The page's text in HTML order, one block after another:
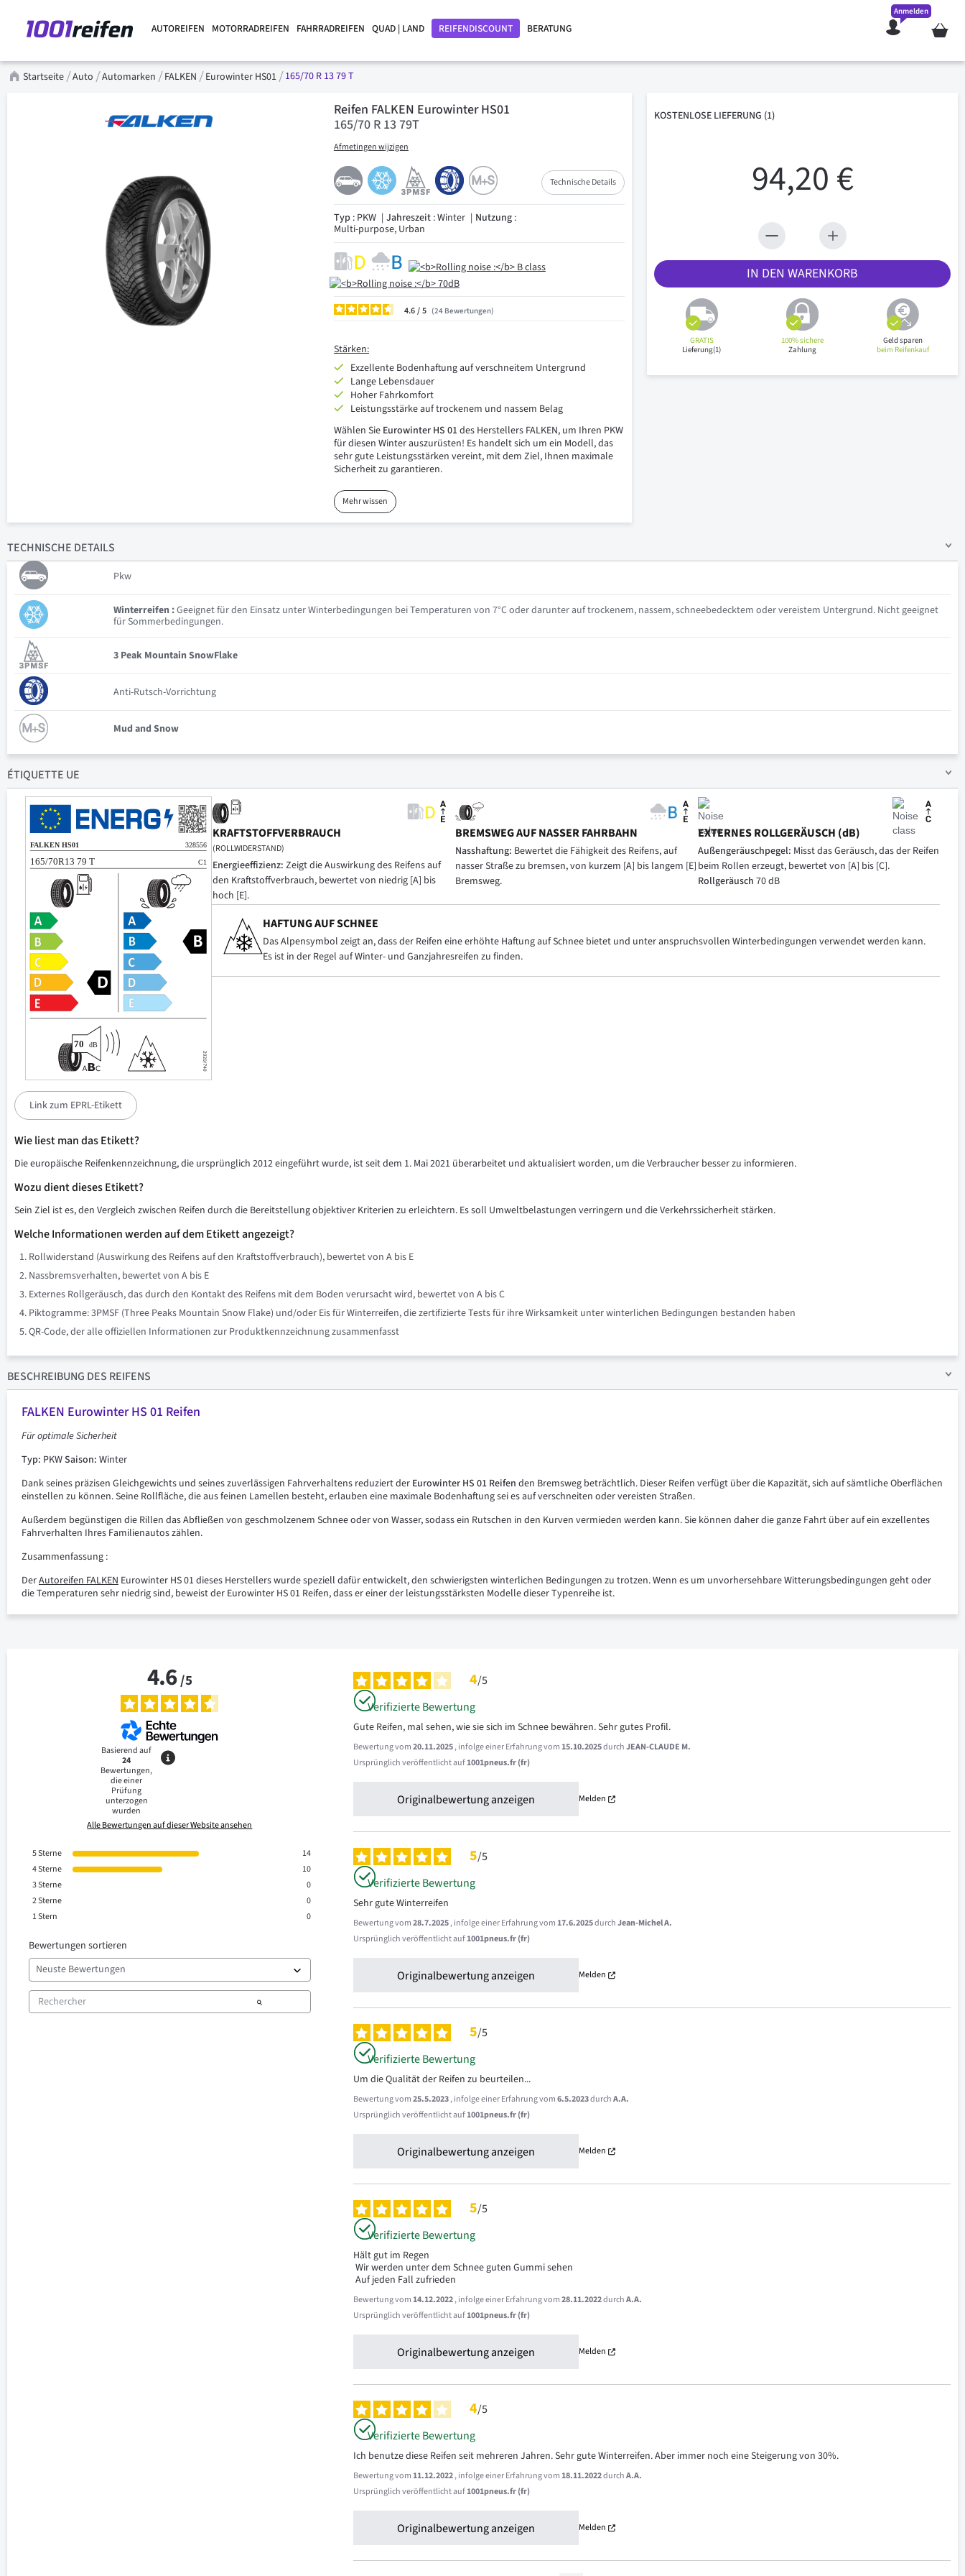
AUTOREIFEN MOTORRADREIFEN FAHRRADREIFEN QUAD | LAND REIFENDISCOUNT BERATUNG Mein
Anmelden
Startseite Auto Automarken FALKEN Eurowinter HS01 165/70 R 13 79 T
Reifen FALKEN Eurowinter HS01
165/70 R 13 79T
Afmetingen wijzigen
Technische Details
Typ: PKW Jahreszeit: Winter Nutzung:
Multi-purpose, Urban
4.6/ 24 Bewertungen
Stärken:
Exzellente Bodenhaftung auf verschneitem Untergrund
Lange Lebensdauer
Hoher Fahrkomfort
Leistungsstärke auf trockenem und nassem Belag
Wählen Sie Eurowinter HS 01des Herstellers FALKEN, um Ihren PKW
für diesen Winter auszurüsten! Es handelt sich um ein Modell, das
sehr gute Leistungsstärken vereint, mit dem Ziel, Ihnen maximale
Sicherheit zu garantieren.
Mehr wissen
KOSTENLOSE LIEFERUNG (1)
94,20 €
IN DEN WARENKORB
GRATIS
Lieferung(1)
100% sichere
Zahlung
Geld sparen
beim Reifenkauf
TECHNISCHE DETAILS
Pkw
Winterreifen :Geeignet für den Einsatz unter Winterbedingungen bei Temperaturen von 7°C oder darunter auf trockenem, nassem, schneebedecktem oder vereistem Untergrund. Nicht geeignet
für Sommerbedingungen.
3 Peak Mountain SnowFlake
Anti-Rutsch-Vorrichtung
Mud and Snow
ÉTIQUETTE UE
KRAFTSTOFFVERBRAUCH
(ROLLWIDERSTAND)
Energieeffizienz: Zeigt die Auswirkung des Reifens auf
den Kraftstoffverbrauch, bewertet von niedrig [A] bis
hoch [E].
BREMSWEG AUF NASSER FAHRBAHN
Nasshaftung: Bewertet die Fähigkeit des Reifens, auf
nasser Straße zu bremsen, von kurzem [A] bis langem [E]
Bremsweg.
EXTERNES ROLLGERÄUSCH (dB)
Außengeräuschpegel: Misst das Geräusch, das der Reifen
beim Rollen erzeugt, bewertet von [A] bis [C].
Rollgeräusch 70 dB
HAFTUNG AUF SCHNEE
Das Alpensymbol zeigt an, dass der Reifen eine erhöhte Haftung auf Schnee bietet und unter anspruchsvollen Winterbedingungen verwendet werden kann.
Es ist in der Regel auf Winter- und Ganzjahresreifen zu finden.
Link zum EPRL-Etikett
Wie liest man das Etikett?
Die europäische Reifenkennzeichnung, die ursprünglich 2012 eingeführt wurde, ist seit dem 1. Mai 2021 überarbeitet und aktualisiert worden, um die Verbraucher besser zu informieren.
Wozu dient dieses Etikett?
Sein Ziel ist es, den Vergleich zwischen Reifen durch die Bereitstellung objektiver Kriterien zu erleichtern. Es soll Umweltbelastungen verringern und die Verkehrssicherheit stärken.
Welche Informationen werden auf dem Etikett angezeigt?
Rollwiderstand (Auswirkung des Reifens auf den Kraftstoffverbrauch), bewertet von A bis E
Nassbremsverhalten, bewertet von A bis E
Externes Rollgeräusch, das durch den Kontakt des Reifens mit dem Boden verursacht wird, bewertet von A bis C
Piktogramme: 3PMSF (Three Peaks Mountain Snow Flake) und/oder Eis für Winterreifen, die zertifizierte Tests für ihre Wirksamkeit unter winterlichen Bedingungen bestanden haben
QR-Code, der alle offiziellen Informationen zur Produktkennzeichnung zusammenfasst
BESCHREIBUNG DES REIFENS
FALKEN Eurowinter HS 01 Reifen
FüroptimaleSicherheit
Typ: PKWSaison: Winter
Dank seines präzisen Gleichgewichts und seines zuverlässigen Fahrverhaltens reduziert der Eurowinter HS 01 Reifen den Bremsweg beträchtlich. Dieser Reifen verfügt über die Kapazität, sich auf sämtliche Oberflächen
einstellen zu können. Seine Rollfläche, die aus feinen Lamellen besteht, erlauben eine maximale Bodenhaftung sei es auf verschneiten oder vereisten Straßen.
Außerdem begünstigen die Rillen das Abfließen von geschmolzenem Schnee oder von Wasser, sodass ein Rutschen in den Kurven vermieden werden kann. Sie können daher die ganze Fahrt über auf ein exzellentes
Fahrverhalten Ihres Familienautos zählen.
Zusammenfassung :
DerAutoreifen FALKEN Eurowinter HS 01 dieses Herstellers wurde speziell dafür entwickelt, den schwierigsten winterlichen Bedingungen zu trotzen. Wenn es um unvorhersehbare Witterungsbedingungen geht oder
die Temperaturen sehr niedrig sind, beweist der Eurowinter HS 01 Reifen, dass er einer der leistungsstärksten Modelle dieser Typenreihe ist.
4.6/5
Basierend auf
24
Bewertungen,
die einer
Prüfung
unterzogen
wurden
Alle Bewertungen auf dieser Website ansehen
5Sterne
14
4Sterne
10
3Sterne
0
2Sterne
0
1Stern 0
Bewertungen sortieren
4/5
Verifizierte Bewertung
Gute Reifen, mal sehen, wie sie sich im Schnee bewähren. Sehr gutes Profil.
Bewertung vom20.11.2025, infolge einer Erfahrung vom15.10.2025durchJEAN-CLAUDE M.
Ursprünglich veröffentlicht auf1001pneus.fr (fr)
Originalbewertung anzeigen Melden
5/5
Verifizierte Bewertung
Sehr gute Winterreifen
Bewertung vom28.7.2025, infolge einer Erfahrung vom17.6.2025durchJean-Michel A.
Ursprünglich veröffentlicht auf1001pneus.fr (fr)
Originalbewertung anzeigen Melden
5/5
Verifizierte Bewertung
Um die Qualität der Reifen zu beurteilen...
Bewertung vom25.5.2023, infolge einer Erfahrung vom6.5.2023durchA.A.
Ursprünglich veröffentlicht auf1001pneus.fr (fr)
Originalbewertung anzeigen Melden
5/5
Verifizierte Bewertung
Hält gut im Regen
Auf jeden Fall zufrieden
Bewertung vom14.12.2022, infolge einer Erfahrung vom28.11.2022durchA.A.
Ursprünglich veröffentlicht auf1001pneus.fr (fr)
Originalbewertung anzeigen Melden
4/5
Verifizierte Bewertung
Ich benutze diese Reifen seit mehreren Jahren. Sehr gute Winterreifen. Aber immer noch eine Steigerung von 30%.
Bewertung vom11.12.2022, infolge einer Erfahrung vom18.11.2022durchA.A.
Ursprünglich veröffentlicht auf1001pneus.fr (fr)
Originalbewertung anzeigen Melden